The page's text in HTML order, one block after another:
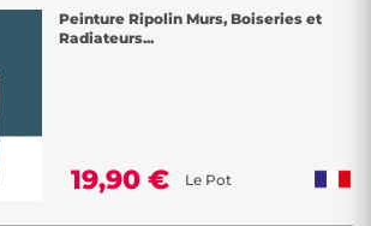
Peinture Ripolin Murs, Boiseries et
Radiateurs...
19,90 € Le Pot